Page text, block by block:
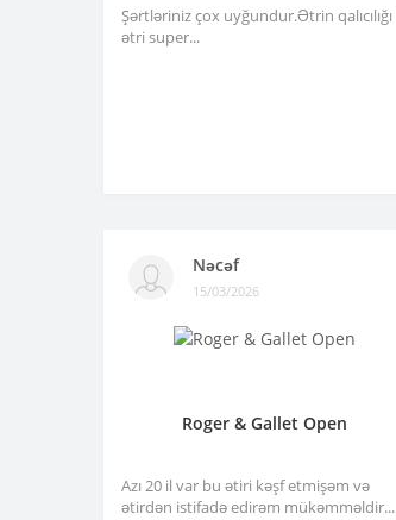
Şərtləriniz çox uyğundur.Ətrin qalıcılığı
ətri super...
Nəcəf
15/03/2026
Roger & Gallet Open
Azı 20 il var bu ətiri kəşf etmişəm və
ətirdən istifadə edirəm mükəmməldir...